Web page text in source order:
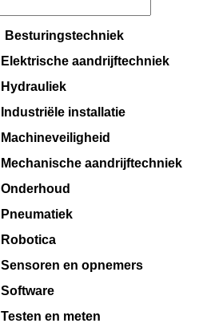
Besturingstechniek
Elektrische aandrijftechniek
Hydrauliek
Industriële installatie
Machineveiligheid
Mechanische aandrijftechniek
Onderhoud
Pneumatiek
Robotica
Sensoren en opnemers
Software
Testen en meten